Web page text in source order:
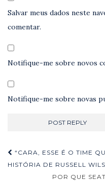
Salvar meus dados neste
comentar.
Notifique-me sobre novos
Notifique-me sobre novas
Navegação
de
“CARA, ESSE É O TIME
HISTÓRIA DE RUSSELL
POR QUE